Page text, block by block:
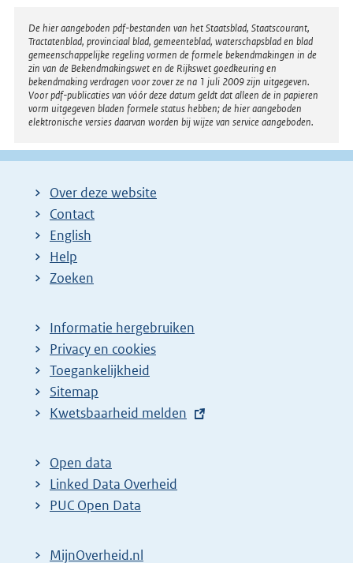
Disclaimer
De hier aangeboden pdf-bestanden van het Staatsblad, Staatscourant,
Tractatenblad, provinciaal blad, gemeenteblad, waterschapsblad en blad
gemeenschappelijke regeling vormen de formele bekendmakingen in de
zin van de Bekendmakingswet en de Rijkswet goedkeuring en
bekendmaking verdragen voor zover ze na 1 juli 2009 zijn uitgegeven.
Voor pdf-publicaties van vóór deze datum geldt dat alleen de in papieren
vorm uitgegeven bladen formele status hebben; de hier aangeboden
elektronische versies daarvan worden bij wijze van service aangeboden.
Over deze website
Contact
English
Help
Zoeken
Informatie hergebruiken
Privacy en cookies
Toegankelijkheid
Sitemap
E
t
e
r
Kwetsbaarheid melden
Open data
Linked Data Overheid
PUC Open Data
MijnOverheid.nl